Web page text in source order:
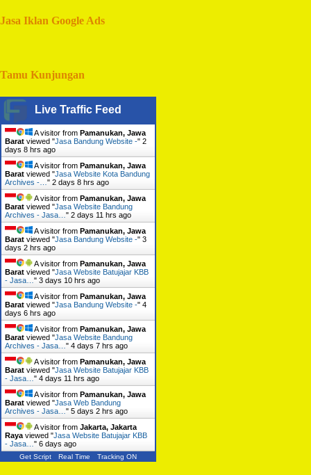
Jasa Iklan Google Ads
Tamu Kunjungan
Live Traffic Feed
A visitor from Pamanukan, Jawa
Barat viewed "Jasa Bandung Website -" 2
days 8 hrs ago
A visitor from Pamanukan, Jawa
Barat viewed "Jasa Website Kota Bandung
Archives -… " 2 days 8 hrs ago
A visitor from Pamanukan, Jawa
Barat viewed "Jasa Website Bandung
Archives - Jasa… " 2 days 11 hrs ago
A visitor from Pamanukan, Jawa
Barat viewed "Jasa Bandung Website -" 3
days 2 hrs ago
A visitor from Pamanukan, Jawa
Barat viewed "Jasa Website Batujajar KBB
- Jasa… " 3 days 10 hrs ago
A visitor from Pamanukan, Jawa
Barat viewed "Jasa Bandung Website -" 4
days 6 hrs ago
A visitor from Pamanukan, Jawa
Barat viewed "Jasa Website Bandung
Archives - Jasa… " 4 days 7 hrs ago
A visitor from Pamanukan, Jawa
Barat viewed "Jasa Website Batujajar KBB
- Jasa… " 4 days 11 hrs ago
A visitor from Pamanukan, Jawa
Barat viewed "Jasa Web Bandung
Archives - Jasa… " 5 days 2 hrs ago
A visitor from Jakarta, Jakarta
Raya viewed "Jasa Website Batujajar KBB
- Jasa… " 6 days ago
Get Script Real Time Tracking ON